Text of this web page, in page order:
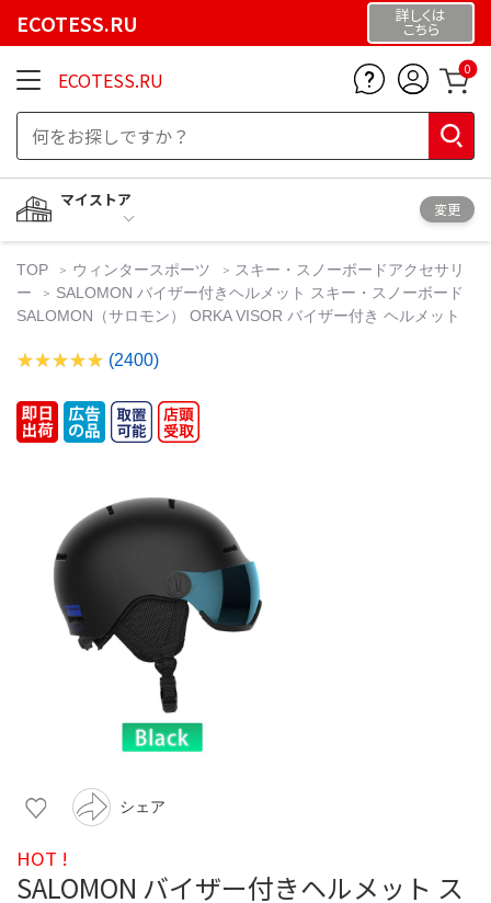
ECOTESS.RU 詳しくは
こちら
ECOTESS.RU 0
マイストア
変更
TOP ウィンタースポーツ
スキー・スノーボードアクセサリ
ー
SALOMON バイザー付きヘルメット スキー・スノーボード
SALOMON（サロモン） ORKA VISOR バイザー付き ヘルメット
(2400)
シェア
HOT !
SALOMON バイザー付きヘルメット ス